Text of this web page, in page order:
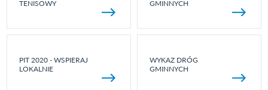
TENISOWY
GMINNYCH
PIT 2020 - WSPIERAJ
LOKALNIE
WYKAZ DRÓG
GMINNYCH